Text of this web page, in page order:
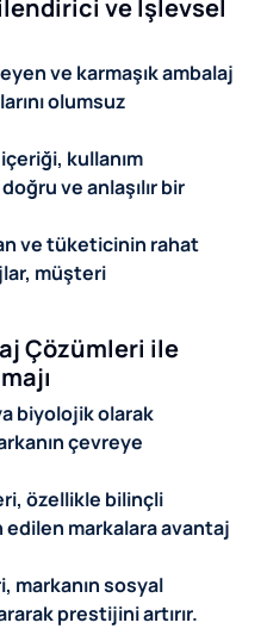
ve İşlevsel
ve karmaşık ambalaj
olumsuz
kullanım
ve anlaşılır bir
ve tüketicinin rahat
müşteri
Çözümleri ile
biyolojik olarak
çevreye
özellikle bilinçli
markalara avantaj
markanın sosyal
prestijini artırır.